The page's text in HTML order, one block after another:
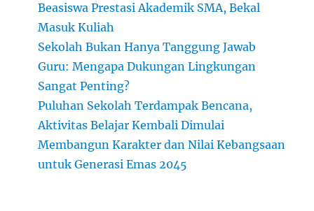
Beasiswa Prestasi Akademik SMA, Bekal
Masuk Kuliah
Sekolah Bukan Hanya Tanggung Jawab
Guru: Mengapa Dukungan Lingkungan
Sangat Penting?
Puluhan Sekolah Terdampak Bencana,
Aktivitas Belajar Kembali Dimulai
Membangun Karakter dan Nilai Kebangsaan
untuk Generasi Emas 2045